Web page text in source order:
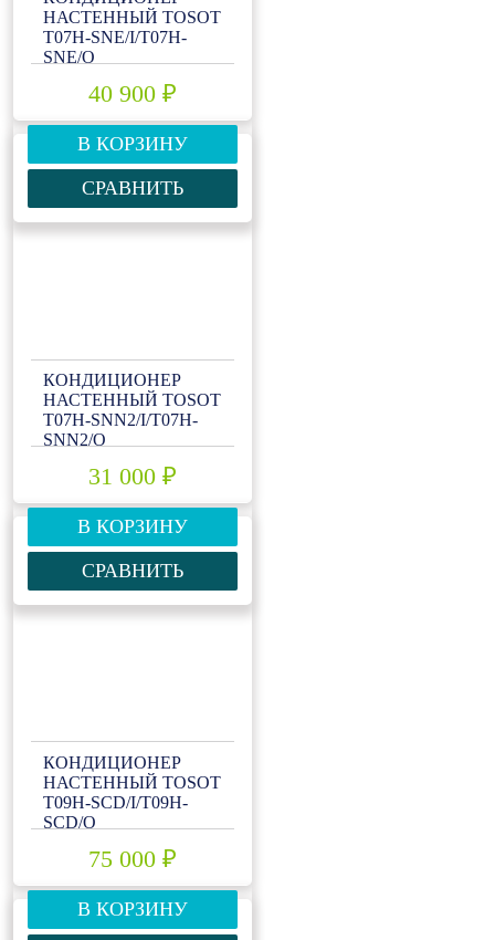
НАСТЕННЫЙ TOSOT
T07H-SNE/I/T07H-
SNE/O
40 900 ₽
В КОРЗИНУ
СРАВНИТЬ
КОНДИЦИОНЕР
НАСТЕННЫЙ TOSOT
T07H-SNN2/I/T07H-
SNN2/O
31 000 ₽
В КОРЗИНУ
СРАВНИТЬ
КОНДИЦИОНЕР
НАСТЕННЫЙ TOSOT
T09H-SCD/I/T09H-
SCD/O
75 000 ₽
В КОРЗИНУ